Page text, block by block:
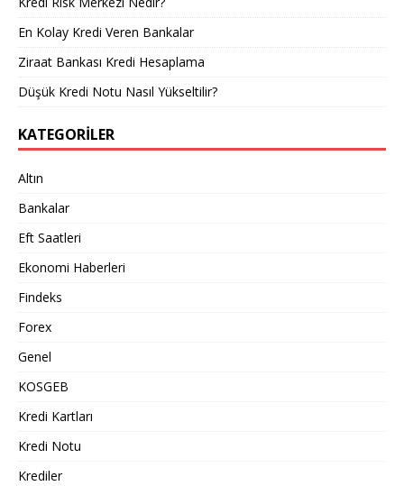
En Kolay Kredi Veren Bankalar
Ziraat Bankası Kredi Hesaplama
Düşük Kredi Notu Nasıl Yükseltilir?
KATEGORILER
Altın
Bankalar
Eft Saatleri
Ekonomi Haberleri
Findeks
Forex
Genel
KOSGEB
Kredi Kartları
Kredi Notu
Krediler